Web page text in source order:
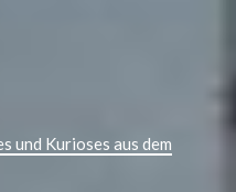
und Kurioses aus dem